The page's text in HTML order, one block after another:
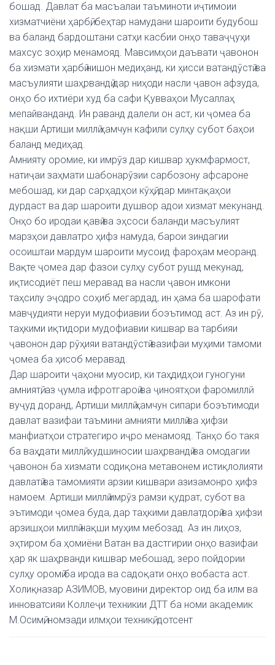
бошад. Давлат ба масъалаи таъминоти иҷтимоии
хизматчиёни ҳарбӣ, беҳтар намудани шароити будубош
ва баланд бардоштани сатҳи касбии онҳо таваҷҷуҳи
махсус зоҳир менамояд. Мавсимҳои даъвати ҷавонон
ба хизмати ҳарбӣ нишон медиҳанд, ки ҳисси ватандӯстӣ ва
масъулияти шаҳрвандӣ дар ниҳоди насли ҷавон афзуда,
онҳо бо ихтиёри худ ба сафи Қувваҳои Мусаллаҳ
мепайванданд. Ин раванд далели он аст, ки ҷомеа ба
нақши Артиши миллӣ ҳамчун кафили сулҳу субот баҳои
баланд медиҳад.
Амнияту оромие, ки имрӯз дар кишвар ҳукмфармост,
натиҷаи заҳмати шабонарӯзии сарбозону афсароне
мебошад, ки дар сарҳадҳои кӯҳӣ, дар минтақаҳои
дурдаст ва дар шароити душвор адои хизмат мекунанд.
Онҳо бо иродаи қавӣ ва эҳсоси баланди масъулият
марзҳои давлатро ҳифз намуда, барои зиндагии
осоиштаи мардум шароити мусоид фароҳам меоранд.
Вақте ҷомеа дар фазои сулҳу субот рушд мекунад,
иқтисодиёт пеш меравад ва насли ҷавон имкони
таҳсилу эҷодро соҳиб мегардад, ин ҳама ба шарофати
мавҷудияти неруи мудофиавии боэътимод аст. Аз ин рӯ,
таҳкими иқтидори мудофиавии кишвар ва тарбияи
ҷавонон дар рӯҳияи ватандӯстӣ вазифаи муҳими тамоми
ҷомеа ба ҳисоб меравад.
Дар шароити ҷаҳони муосир, ки таҳдидҳои гуногуни
амниятӣ, аз ҷумла ифротгароӣ ва ҷиноятҳои фаромиллӣ
вуҷуд доранд, Артиши миллӣ ҳамчун сипари боэътимоди
давлат вазифаи таъмини амнияти миллӣ ва ҳифзи
манфиатҳои стратегиро иҷро менамояд. Танҳо бо такя
ба ваҳдати миллӣ, худшиносии шаҳрвандӣ ва омодагии
ҷавонон ба хизмати содиқона метавонем истиқлолияти
давлатӣ ва тамомияти арзии кишвари азизамонро ҳифз
намоем. Артиши миллӣ имрӯз рамзи қудрат, субот ва
эътимоди ҷомеа буда, дар таҳкими давлатдорӣ ва ҳифзи
арзишҳои миллӣ нақши муҳим мебозад. Аз ин лиҳоз,
эҳтиром ба ҳомиёни Ватан ва дастгирии онҳо вазифаи
ҳар як шаҳрванди кишвар мебошад, зеро пойдории
сулҳу оромӣ ба ирода ва садоқати онҳо вобаста аст.
Холиқназар АЗИМОВ, муовини директор оид ба илм ва
инноватсияи Коллеҷи техникии ДТТ ба номи академик
М.Осимӣ, номзади илмҳои техникӣ, дотсент